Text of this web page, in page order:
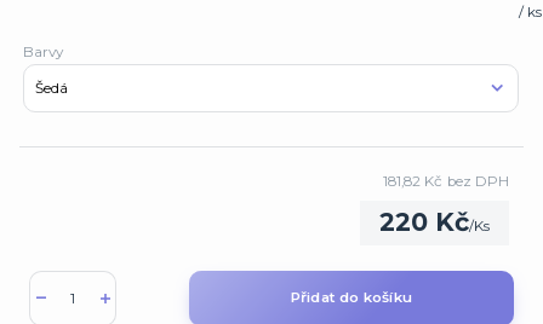
/ ks
Barvy
220 Kč/Ks
181,82 Kč bez DPH
Přidat do košíku